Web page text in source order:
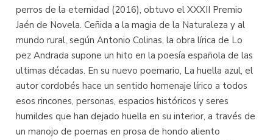
perros de la eternidad (2016), obtuvo el XXXII Premio
Jaén de Novela. Ceñida a la magia de la Naturaleza y al
mundo rural, según Antonio Colinas, la obra lírica de Lo
pez Andrada supone un hito en la poesía española de las
ultimas décadas. En su nuevo poemario, La huella azul, el
autor cordobés hace un sentido homenaje lírico a todos
esos rincones, personas, espacios históricos y seres
humildes que han dejado huella en su interior, a través de
un manojo de poemas en prosa de hondo aliento